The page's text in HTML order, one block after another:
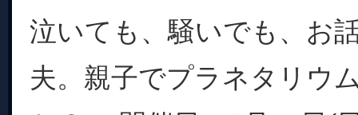
泣いても、騒いでも、お
夫。親子でプラネタリウ